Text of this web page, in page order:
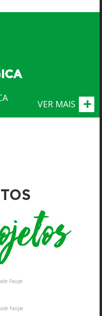
VER MAIS +